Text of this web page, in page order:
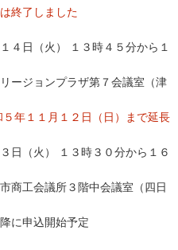
終了しました
（火） １３時４５分から１
プラザ第７会議室（津
５年１１月１２日（日）まで延長
火） １３時３０分から１６
所３階中会議室（四日
開始予定